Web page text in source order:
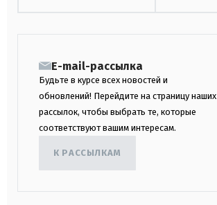
E-mail-рассылка
Будьте в курсе всех новостей и
обновлений! Перейдите на страницу наших
рассылок, чтобы выбрать те, которые
соответствуют вашим интересам.
К РАССЫЛКАМ